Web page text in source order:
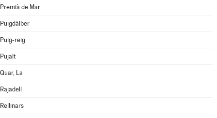
Premià de Mar
Puigdàlber
Puig-reig
Pujalt
Quar, La
Rajadell
Rellinars